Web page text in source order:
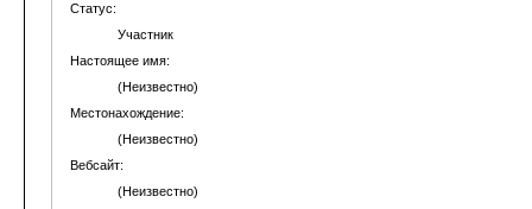
Статус:
Участник
Настоящее имя:
(Неизвестно)
Местонахождение:
(Неизвестно)
Вебсайт:
(Неизвестно)